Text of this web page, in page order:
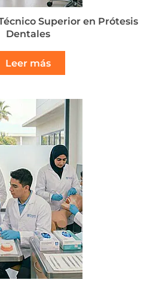
Superior en Prótesis
Dentales
Leer más